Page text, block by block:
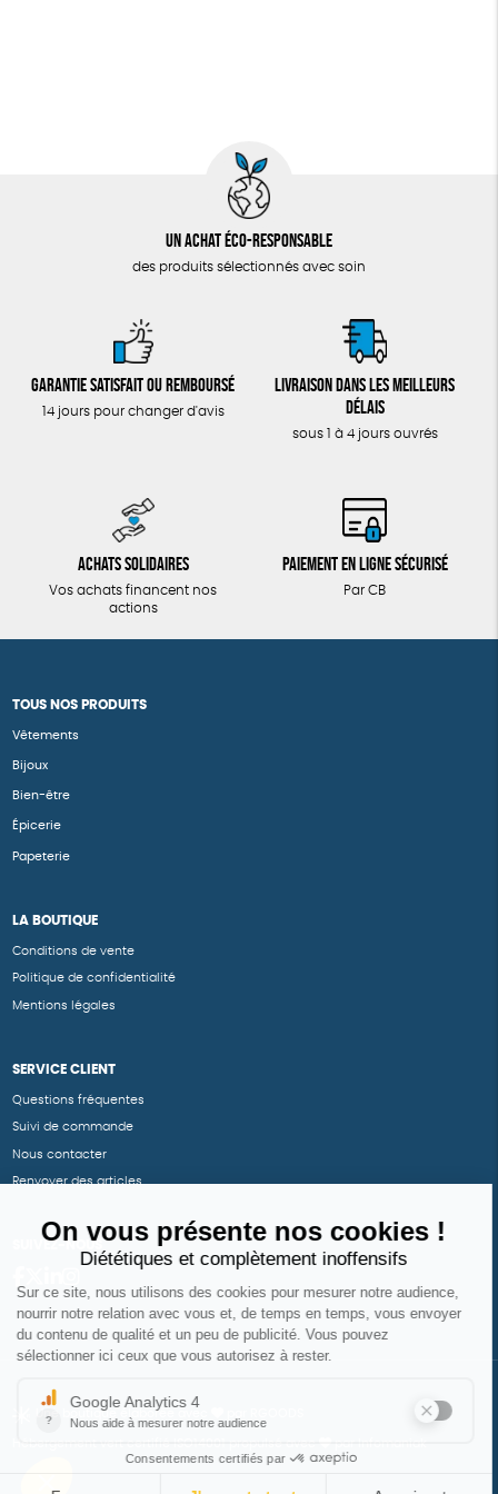
Un achat éco-responsable
des produits sélectionnés avec soin
Garantie satisfait ou remboursé
14 jours pour changer d'avis
Livraison dans les meilleurs
délais
sous 1 à 4 jours ouvrés
Achats solidaires
Vos achats financent nos
actions
Paiement en ligne sécurisé
Par CB
TOUS NOS PRODUITS
Vêtements
Bijoux
Bien-être
Épicerie
Papeterie
LA BOUTIQUE
Conditions de vente
Politique de confidentialité
Mentions légales
SERVICE CLIENT
Questions fréquentes
Suivi de commande
Nous contacter
Renvoyer des articles
SUIVEZ-NOUS
Une boutique élaborée avec